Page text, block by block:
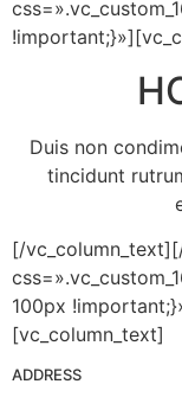
Duis non
tincidunt
[/
100px
[vc_column_text]
ADDRESS